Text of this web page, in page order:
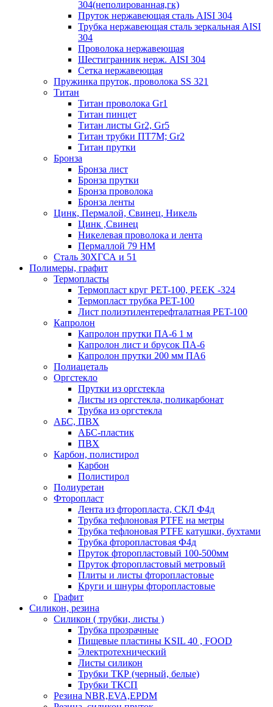
304(неполированная,гк)
Пруток нержавеющая сталь AISI 304
Трубка нержавеющая сталь зеркальная AISI
304
Проволока нержавеющая
Шестигранник нерж. AISI 304
Сетка нержавеющая
Пружинка пруток, проволока SS 321
Титан
Титан проволока Gr1
Титан пинцет
Титан листы Gr2, Gr5
Титан трубки ПТ7М; Gr2
Титан прутки
Бронза
Бронза лист
Бронза прутки
Бронза проволока
Бронза ленты
Цинк, Пермалой, Свинец, Никель
Цинк ,Свинец
Никелевая проволока и лента
Пермаллой 79 НМ
Сталь 30ХГСА и 51
Полимеры, графит
Термопласты
Термопласт круг PET-100, PEEK -324
Термопласт трубка PET-100
Лист полиэтилентерефталатная PET-100
Капролон
Капролон прутки ПА-6 1 м
Капролон лист и брусок ПА-6
Капролон прутки 200 мм ПА6
Полиацеталь
Оргстекло
Прутки из оргстекла
Листы из оргстекла, поликарбонат
Трубка из оргстекла
АБС, ПВХ
АБС-пластик
ПВХ
Карбон, полистирол
Карбон
Полистирол
Полиуретан
Фторопласт
Лента из фторопласта, СКЛ Ф4д
Трубка тефлоновая PTFE на метры
Трубка тефлоновая PTFE катушки, бухтами
Трубка фторопластовая Ф4д
Пруток фторопластовый 100-500мм
Пруток фторопластовый метровый
Плиты и листы фторопластовые
Круги и шнуры фторопластовые
Графит
Силикон, резина
Силикон ( трубки, листы )
Трубка прозрачные
Пищевые пластины KSIL 40 , FOOD
Электротехнический
Листы силикон
Трубки ТКР (черный, белые)
Трубки ТКСП
Резина NBR,EVA,EPDM